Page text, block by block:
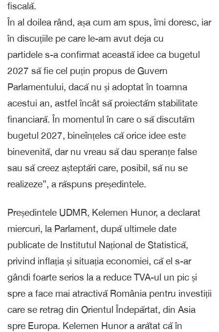
fiscală.
În al doilea rând, așa cum am spus, îmi doresc, iar
în discuțiile pe care le-am avut deja cu
partidele s-a confirmat această idee ca bugetul
2027 să fie cel puțin propus de Guvern
Parlamentului, dacă nu și adoptat în toamna
acestui an, astfel încât să proiectăm stabilitate
financiară. În momentul în care o să discutăm
bugetul 2027, bineînțeles că orice idee este
binevenită, dar nu vreau să dau speranțe false
sau să creez așteptări care, posibil, să nu se
realizeze”, a răspuns președintele.
Președintele UDMR, Kelemen Hunor, a declarat
miercuri, la Parlament, după ultimele date
publicate de Institutul Național de Statistică,
privind inflația și situația economiei, că el s-ar
gândi foarte serios la a reduce TVA-ul un pic și
spre a face mai atractivă România pentru investiții
care se retrag din Orientul Îndepărtat, din Asia
spre Europa. Kelemen Hunor a arătat că în